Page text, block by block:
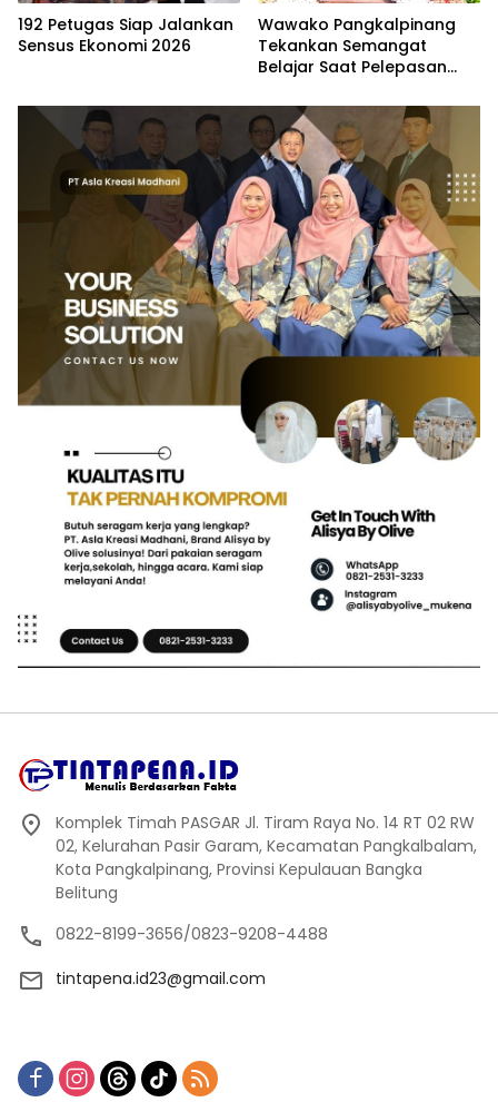
192 Petugas Siap Jalankan
Sensus Ekonomi 2026
Wawako Pangkalpinang
Tekankan Semangat
Belajar Saat Pelepasan
Komplek Timah PASGAR Jl. Tiram Raya No. 14 RT 02 RW
02, Kelurahan Pasir Garam, Kecamatan Pangkalbalam,
Kota Pangkalpinang, Provinsi Kepulauan Bangka
Belitung
0822-8199-3656/0823-9208-4488
tintapena.id23@gmail.com